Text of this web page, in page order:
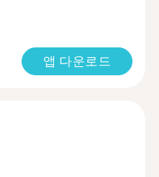
앱 다운로드